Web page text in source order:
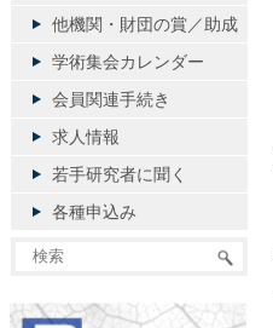
他機関・財団の賞／助成
学術集会カレンダー
会員関連手続き
求人情報
若手研究者に聞く
各種申込み